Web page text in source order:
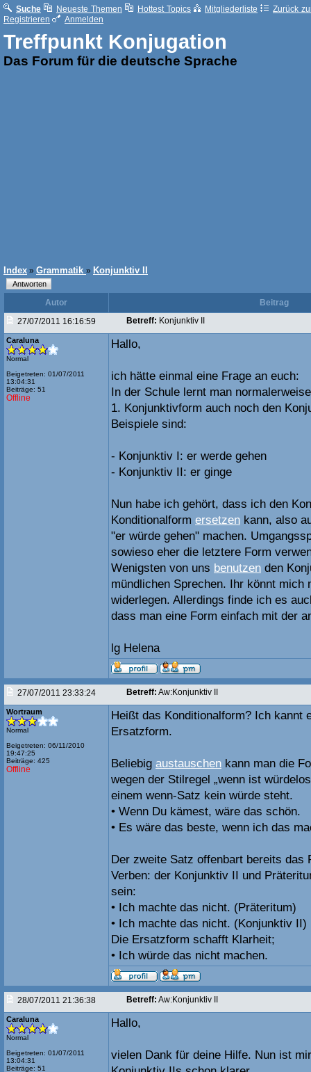
Suche Neueste Themen Hottest Topics Mitgliederliste
Zurück
Registrieren
Anmelden
Treffpunkt Konjugation
Das Forum für die deutsche Sprache
Index » Grammatik » Konjunktiv II
Autor
Beitrag
27/07/2011 16:16:59
Betreff: Konjunktiv II
Caraluna
Normal
Beigetreten: 01/07/2011
13:04:31
Beiträge: 51
Offline
Hallo,
ich hätte einmal eine Frage an euch:
In der Schule lernt man
1. Konjunktivform auch noch den
Beispiele sind:
- Konjunktiv I: er werde gehen
- Konjunktiv II: er ginge
Nun habe ich gehört, dass ich den
Konditionalform ersetzen kann, also
"er würde gehen" machen.
sowieso eher die letztere Form
Wenigsten von uns benutzen den
mündlichen Sprechen. Ihr könnt mich
widerlegen. Allerdings finde ich es
dass man eine Form einfach mit der
lg Helena
27/07/2011 23:33:24 Betreff: Aw:Konjunktiv II
Wortraum
Normal
Beigetreten: 06/11/2010
19:47:25
Beiträge: 425
Offline
Heißt das Konditionalform? Ich kannt
Ersatzform.
Beliebig austauschen kann man die
wegen der Stilregel „wenn ist
einem wenn-Satz kein würde steht.
• Wenn Du kämest, wäre das schön.
• Es wäre das beste, wenn ich das
Der zweite Satz offenbart bereits das
Verben: der Konjunktiv II und
sein:
• Ich machte das nicht. (Präteritum)
• Ich machte das nicht. (Konjunktiv II)
Die Ersatzform schafft Klarheit;
• Ich würde das nicht machen.
28/07/2011 21:36:38 Betreff: Aw:Konjunktiv II
Caraluna
Normal
Beigetreten: 01/07/2011
13:04:31
Beiträge: 51
Hallo,
vielen Dank für deine Hilfe. Nun ist